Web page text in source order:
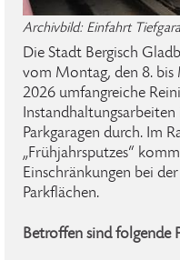
Archivbild: Einfahrt
Die Stadt Bergisch
vom Montag, den 8. bis
2026 umfangreiche
Parkgaragen durch. Im
„Frühjahrsputzes“
Einschränkungen bei
Parkflächen.
Betroffen sind folgende